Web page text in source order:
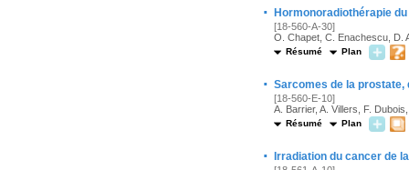
· Hormonoradiothérapie
[18-560-A-30]
O. Chapet, C. Enachescu, D.
Résumé Plan
· Sarcomes de la
[18-560-E-10]
A. Barrier, A. Villers, F.
Résumé Plan
· Irradiation du cancer de